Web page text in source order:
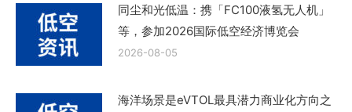
同尘和光低温：携「FC100液氢无人机」
等，参加2026国际低空经济博览会
2026-08-05
海洋场景是eVTOL最具潜力商业化方向之